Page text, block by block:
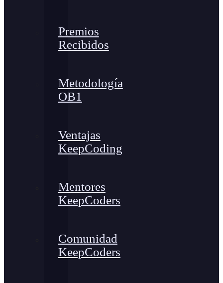
Premios
Recibidos
Metodología
OB1
Ventajas
KeepCoding
Mentores
KeepCoders
Comunidad
KeepCoders